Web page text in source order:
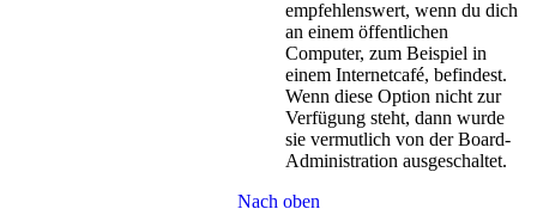
empfehlenswert, wenn du dich
an einem öffentlichen
Computer, zum Beispiel in
einem Internetcafé, befindest.
Wenn diese Option nicht zur
Verfügung steht, dann wurde
sie vermutlich von der Board-
Administration ausgeschaltet.
Nach oben